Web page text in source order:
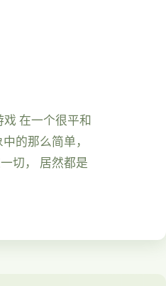
在一个很平和
的那么简单，
切， 居然都是